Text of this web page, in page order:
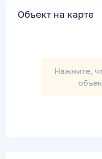
Объект на карте
Нажмите,